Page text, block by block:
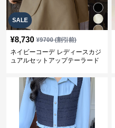
SALE
¥8,730 ¥9700(割引前)
ネイビーコーデ レディースカジ
ュアルセットアップテーラード